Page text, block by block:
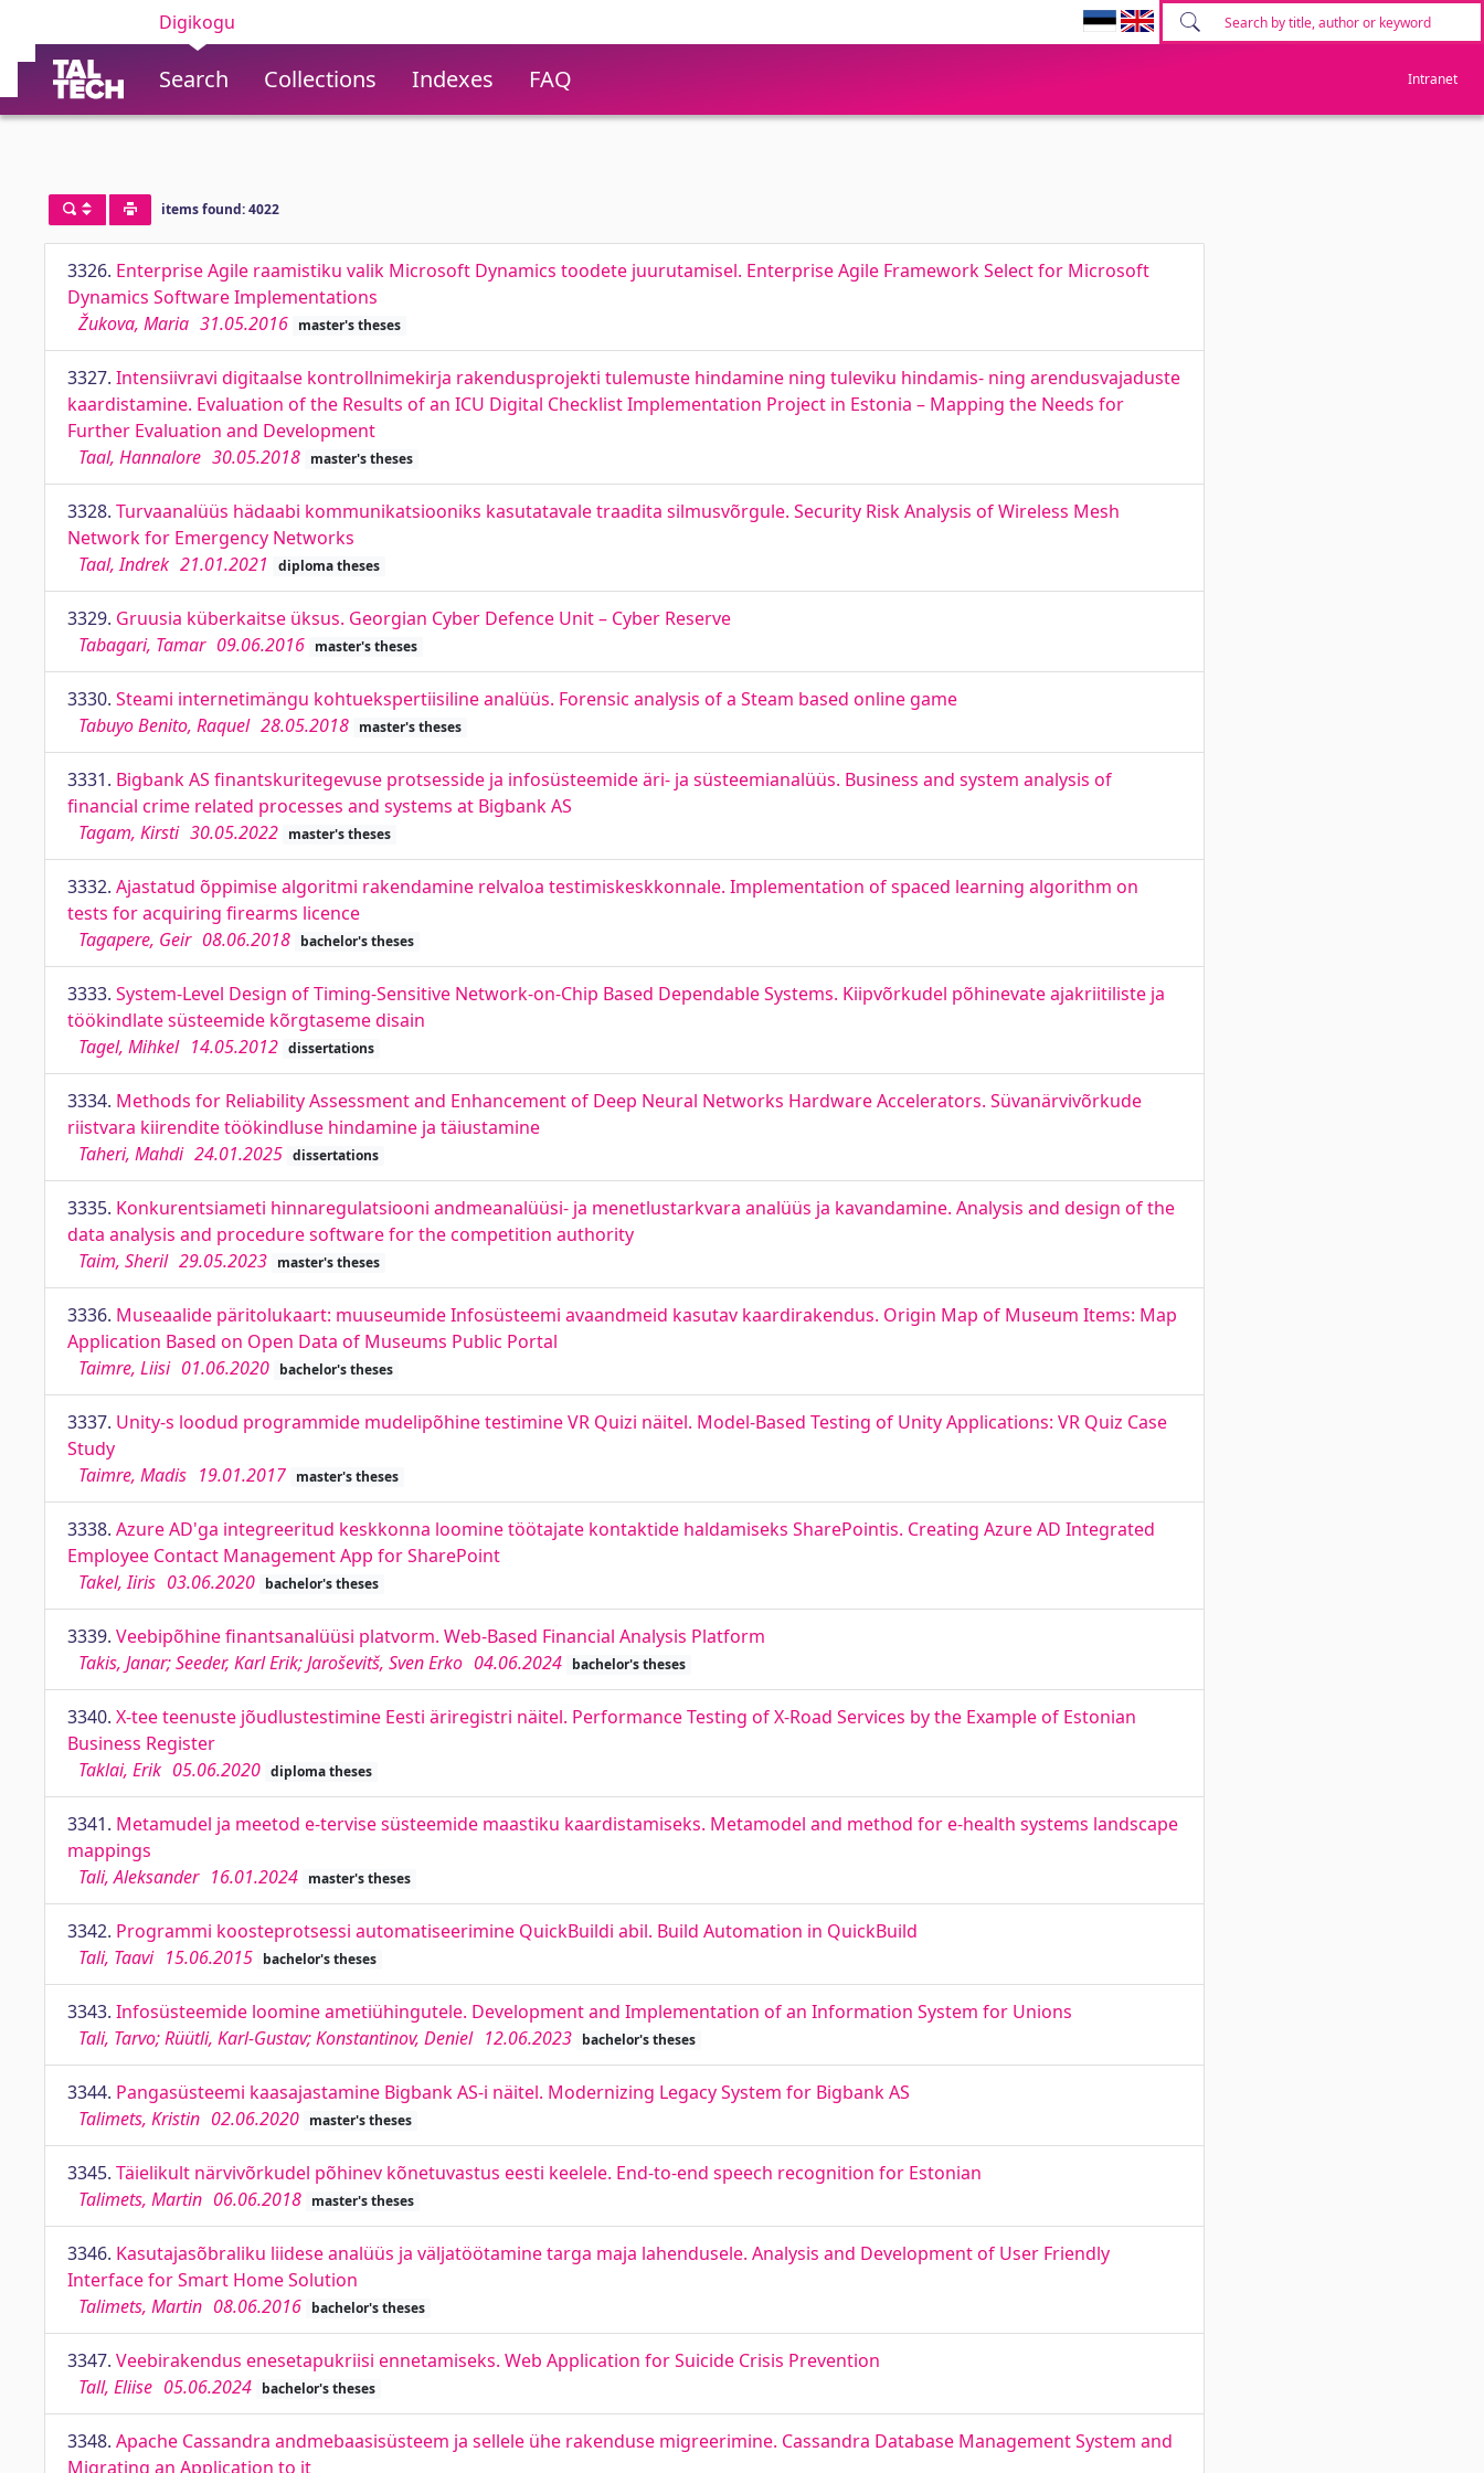
Digikogu
Search Collections Indexes FAQ Intranet
items found: 4022
3326. Enterprise Agile raamistiku valik Microsoft Dynamics toodete juurutamisel. Enterprise Agile Framework Select for Microsoft
Dynamics Software Implementations
Žukova, Maria 31.05.2016 master's theses
3327. Intensiivravi digitaalse kontrollnimekirja rakendusprojekti tulemuste hindamine ning tuleviku hindamis- ning arendusvajaduste
kaardistamine. Evaluation of the Results of an ICU Digital Checklist Implementation Project in Estonia – Mapping the Needs for
Further Evaluation and Development
Taal, Hannalore 30.05.2018 master's theses
3328. Turvaanalüüs hädaabi kommunikatsiooniks kasutatavale traadita silmusvõrgule. Security Risk Analysis of Wireless Mesh
Network for Emergency Networks
Taal, Indrek 21.01.2021 diploma theses
3329. Gruusia küberkaitse üksus. Georgian Cyber Defence Unit – Cyber Reserve
Tabagari, Tamar 09.06.2016 master's theses
3330. Steami internetimängu kohtuekspertiisiline analüüs. Forensic analysis of a Steam based online game
Tabuyo Benito, Raquel 28.05.2018 master's theses
3331. Bigbank AS finantskuritegevuse protsesside ja infosüsteemide äri- ja süsteemianalüüs. Business and system analysis of
financial crime related processes and systems at Bigbank AS
Tagam, Kirsti 30.05.2022 master's theses
3332. Ajastatud õppimise algoritmi rakendamine relvaloa testimiskeskkonnale. Implementation of spaced learning algorithm on
tests for acquiring firearms licence
Tagapere, Geir 08.06.2018 bachelor's theses
3333. System-Level Design of Timing-Sensitive Network-on-Chip Based Dependable Systems. Kiipvõrkudel põhinevate ajakriitiliste ja
töökindlate süsteemide kõrgtaseme disain
Tagel, Mihkel 14.05.2012 dissertations
3334. Methods for Reliability Assessment and Enhancement of Deep Neural Networks Hardware Accelerators. Süvanärvivõrkude
riistvara kiirendite töökindluse hindamine ja täiustamine
Taheri, Mahdi 24.01.2025 dissertations
3335. Konkurentsiameti hinnaregulatsiooni andmeanalüüsi- ja menetlustarkvara analüüs ja kavandamine. Analysis and design of the
data analysis and procedure software for the competition authority
Taim, Sheril 29.05.2023 master's theses
3336. Museaalide päritolukaart: muuseumide Infosüsteemi avaandmeid kasutav kaardirakendus. Origin Map of Museum Items: Map
Application Based on Open Data of Museums Public Portal
Taimre, Liisi 01.06.2020 bachelor's theses
3337. Unity-s loodud programmide mudelipõhine testimine VR Quizi näitel. Model-Based Testing of Unity Applications: VR Quiz Case
Study
Taimre, Madis 19.01.2017 master's theses
3338. Azure AD'ga integreeritud keskkonna loomine töötajate kontaktide haldamiseks SharePointis. Creating Azure AD Integrated
Employee Contact Management App for SharePoint
Takel, Iiris 03.06.2020 bachelor's theses
3339. Veebipõhine finantsanalüüsi platvorm. Web-Based Financial Analysis Platform
Takis, Janar; Seeder, Karl Erik; Jaroševitš, Sven Erko 04.06.2024 bachelor's theses
3340. X-tee teenuste jõudlustestimine Eesti äriregistri näitel. Performance Testing of X-Road Services by the Example of Estonian
Business Register
Taklai, Erik 05.06.2020 diploma theses
3341. Metamudel ja meetod e-tervise süsteemide maastiku kaardistamiseks. Metamodel and method for e-health systems landscape
mappings
Tali, Aleksander 16.01.2024 master's theses
3342. Programmi koosteprotsessi automatiseerimine QuickBuildi abil. Build Automation in QuickBuild
Tali, Taavi 15.06.2015 bachelor's theses
3343. Infosüsteemide loomine ametiühingutele. Development and Implementation of an Information System for Unions
Tali, Tarvo; Rüütli, Karl-Gustav; Konstantinov, Deniel 12.06.2023 bachelor's theses
3344. Pangasüsteemi kaasajastamine Bigbank AS-i näitel. Modernizing Legacy System for Bigbank AS
Talimets, Kristin 02.06.2020 master's theses
3345. Täielikult närvivõrkudel põhinev kõnetuvastus eesti keelele. End-to-end speech recognition for Estonian
Talimets, Martin 06.06.2018 master's theses
3346. Kasutajasõbraliku liidese analüüs ja väljatöötamine targa maja lahendusele. Analysis and Development of User Friendly
Interface for Smart Home Solution
Talimets, Martin 08.06.2016 bachelor's theses
3347. Veebirakendus enesetapukriisi ennetamiseks. Web Application for Suicide Crisis Prevention
Tall, Eliise 05.06.2024 bachelor's theses
3348. Apache Cassandra andmebaasisüsteem ja sellele ühe rakenduse migreerimine. Cassandra Database Management System and
Migrating an Application to it